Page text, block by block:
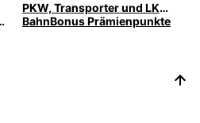
PKW, Transporter und LKW aus unserer Mietwagen Flotte | Europcar
Extras
BahnBonus Prämienpunkte